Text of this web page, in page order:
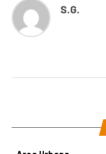
S.G.